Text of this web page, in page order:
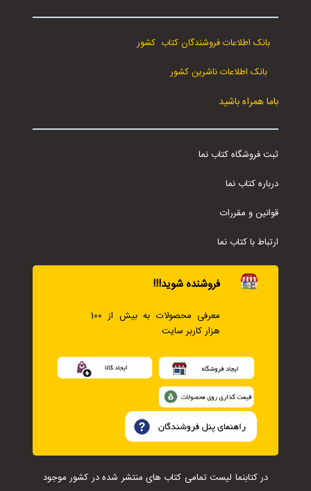
بانک اطلاعات فروشندگان کتاب کشور
بانک اطلاعات ناشرین کشور
باما همراه باشید
ثبت فروشگاه کتاب نما
درباره کتاب نما
قوانین و مقررات
ارتباط با کتاب نما
فروشنده شوید!!!
معرفی محصولات به بیش از 100
هزار کاربر سایت
در کتابنما لیست تمامی کتاب های منتشر شده در کشور موجود